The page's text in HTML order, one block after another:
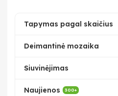
Tapymas pagal skaičius
Deimantinė mozaika
Siuvinėjimas
Naujienos 300+